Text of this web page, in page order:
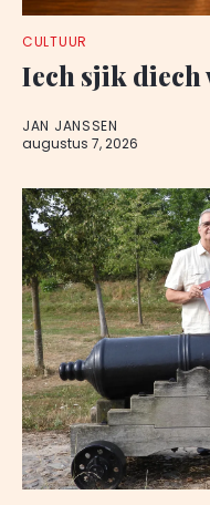
CULTUUR
Iech sjik diech
JAN JANSSEN
augustus 7, 2026